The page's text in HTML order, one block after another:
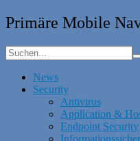
Primäre Mobile
News
Security
Antivirus
Application &
Endpoint Security